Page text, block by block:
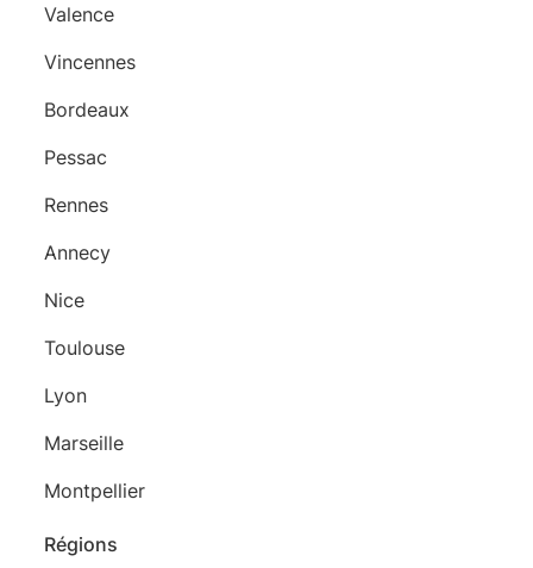
Valence
Vincennes
Bordeaux
Pessac
Rennes
Annecy
Nice
Toulouse
Lyon
Marseille
Montpellier
Régions